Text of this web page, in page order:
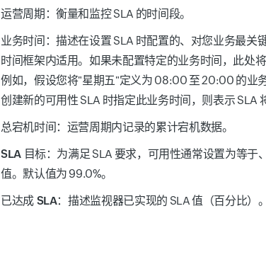
运营周期 ：衡量和监控 SLA 的时间段。
业务时间 ：描述在设置 SLA 时配置的、对您业务最关
时间框架内适用。如果未配置特定的业务时间，此处将
例如，假设您将"星期五"定义为 08:00 至 20:00 的业
创建新的可用性 SLA 时指定此业务时间，则表示 SLA
总宕机时间 ：运营周期内记录的累计宕机数据。
SLA 目标：为满足 SLA 要求，可用性通常设置为等
值。默认值为 99.0%。
已达成 SLA：描述监视器已实现的 SLA 值（百分比）